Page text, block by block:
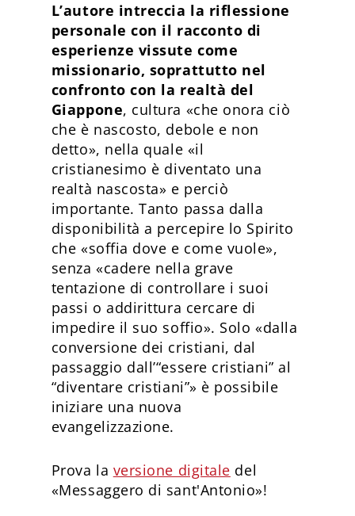
L’autore intreccia la riflessione
personale con il racconto di
esperienze vissute come
missionario, soprattutto nel
confronto con la realtà del
Giappone, cultura «che onora ciò
che è nascosto, debole e non
detto», nella quale «il
cristianesimo è diventato una
realtà nascosta» e perciò
importante. Tanto passa dalla
disponibilità a percepire lo Spirito
che «soffia dove e come vuole»,
senza «cadere nella grave
tentazione di controllare i suoi
passi o addirittura cercare di
impedire il suo soffio». Solo «dalla
conversione dei cristiani, dal
passaggio dall’“essere cristiani” al
“diventare cristiani”» è possibile
iniziare una nuova
evangelizzazione.
Prova la versione digitale del
«Messaggero di sant'Antonio»!